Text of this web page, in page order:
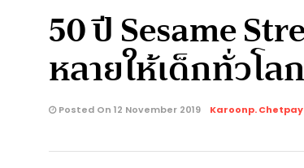
50 ปี Sesame
หลายให้เด็กทั่วโลก
Posted On 12 November 2019 Karoonp.